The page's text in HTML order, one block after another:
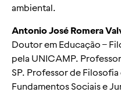
ambiental.
Antonio José Romera
Doutor em Educação –
pela UNICAMP.
SP. Professor de
Fundamentos Sociais e